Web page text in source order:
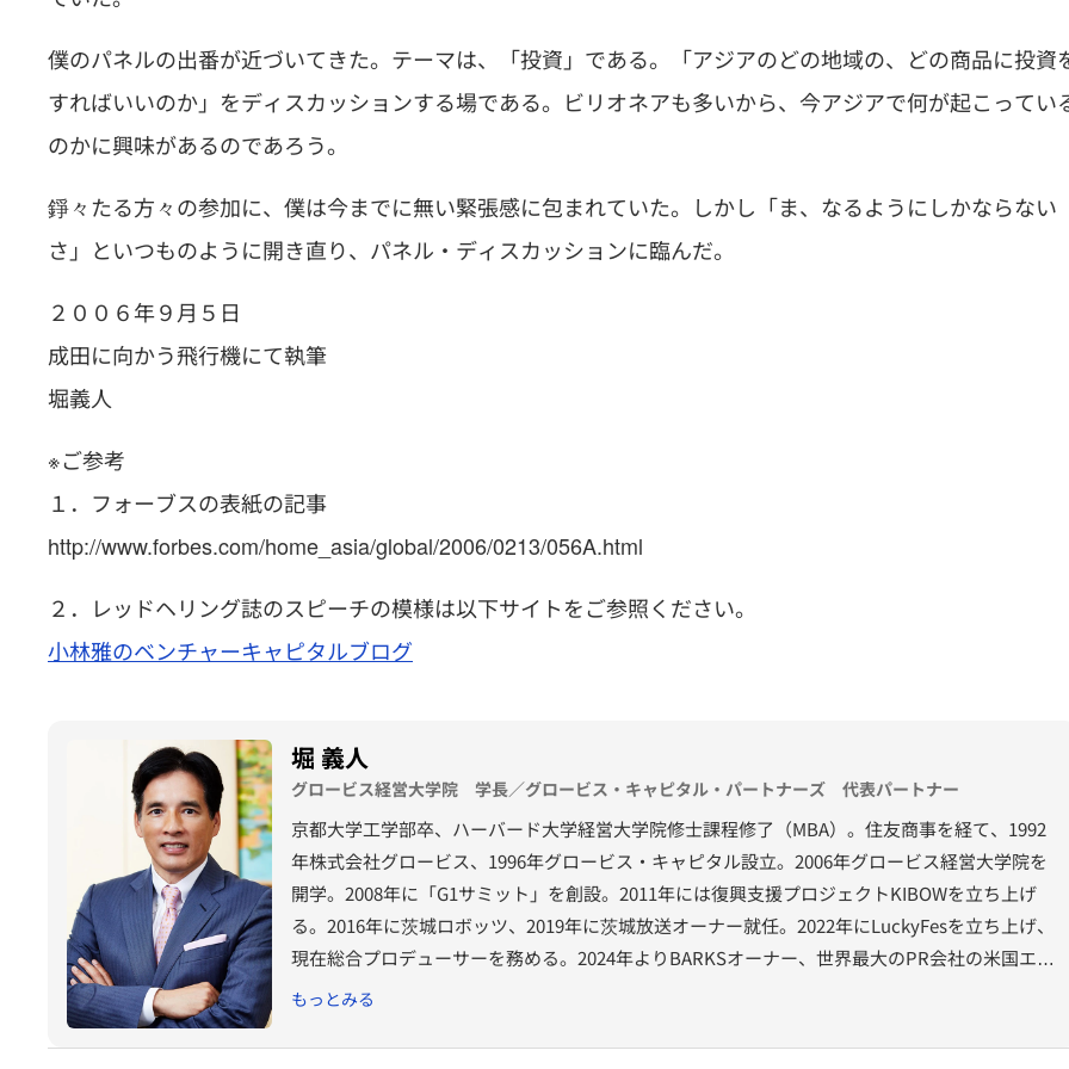
僕のパネルの出番が近づいてきた。テーマは、「投資」である。「アジアのどの地域の、どの商品に投資
すればいいのか」をディスカッションする場である。ビリオネアも多いから、今アジアで何が起こってい
のかに興味があるのであろう。
錚々たる方々の参加に、僕は今までに無い緊張感に包まれていた。しかし「ま、なるようにしかならない
さ」といつものように開き直り、パネル・ディスカッションに臨んだ。
２００６年９月５日
成田に向かう飛行機にて執筆
堀義人
※ご参考
１．フォーブスの表紙の記事
http://www.forbes.com/home_asia/global/2006/0213/056A.html
２．レッドヘリング誌のスピーチの模様は以下サイトをご参照ください。
小林雅のベンチャーキャピタルブログ
堀 義人
グロービス経営大学院 学長／グロービス・キャピタル・パートナーズ 代表パートナー
京都大学工学部卒、ハーバード大学経営大学院修士課程修了（MBA）。住友商事を経て、1992
年株式会社グロービス、1996年グロービス・キャピタル設立。2006年グロービス経営大学院を
開学。2008年に「G1サミット」を創設。2011年には復興支援プロジェクトKIBOWを立ち上げ
る。2016年に茨城ロボッツ、2019年に茨城放送オーナー就任。2022年にLuckyFesを立ち上げ、
現在総合プロデューサーを務める。2024年よりBARKSオーナー、世界最大のPR会社の米国エデ
ルマン社 社外取締役。
もっとみる